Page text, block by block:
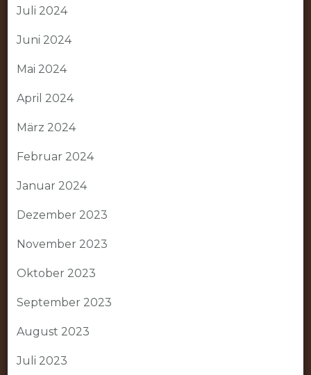
Juli 2024
Juni 2024
Mai 2024
April 2024
März 2024
Februar 2024
Januar 2024
Dezember 2023
November 2023
Oktober 2023
September 2023
August 2023
Juli 2023